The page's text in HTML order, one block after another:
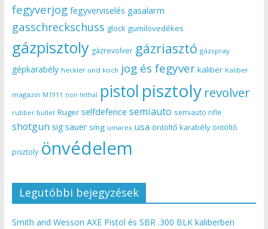
fegyverjog fegyverviselés gasalarm
gasschreckschuss glock gumilövedékes
gázpisztoly gázrevolver gázriasztó gázspray
gépkarabély heckler und koch jog és fegyver kaliber Kaliber
magazin M1911 non lethal pistol pisztoly revolver
rubber bullet Ruger selfdefence semiauto semiauto rifle
shotgun sig sauer smg umarex usa öntöltő karabély öntöltő
pisztoly önvédelem
Legutóbbi bejegyzések
Smith and Wesson AXE Pistol és SBR .300 BLK kaliberben